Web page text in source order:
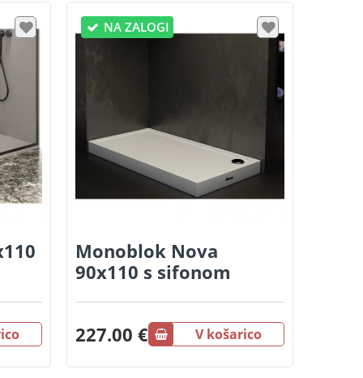
NA ZALOGI
Monoblok Nova
90x110 s sifonom
227.00 € V košarico